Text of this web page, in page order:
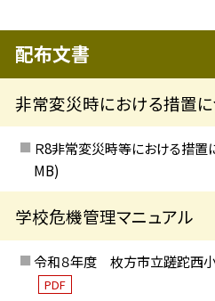
配布文書
非常変災時における措置
Ｒ8非常変災時等における措置
MB)
学校危機管理マニュアル
令和８年度 枚方市立蹉跎西
PDF